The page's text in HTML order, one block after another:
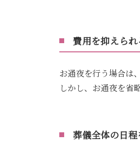
費用を抑えられ
お通夜を行う場合は
しかし、お通夜を省
葬儀全体の日